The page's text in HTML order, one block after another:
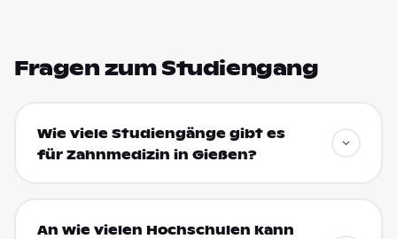
Fragen zum Studiengang
Wie viele Studiengänge gibt es
für Zahnmedizin in Gießen?
An wie vielen Hochschulen kann